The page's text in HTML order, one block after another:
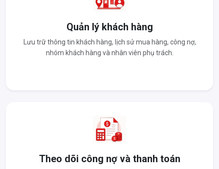
Quản lý khách hàng
Lưu trữ thông tin khách hàng, lịch sử mua hàng, công nợ,
nhóm khách hàng và nhân viên phụ trách.
Theo dõi công nợ và thanh toán